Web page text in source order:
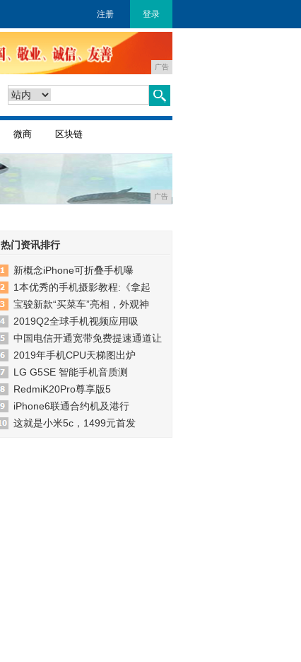
注册 登录
广告
微商 区块链
广告
热门资讯排行
新概念iPhone可折叠手机曝
1本优秀的手机摄影教程:《拿起
宝骏新款“买菜车”亮相，外观神
2019Q2全球手机视频应用吸
中国电信开通宽带免费提速通道让
2019年手机CPU天梯图出炉
LG G5SE 智能手机音质测
RedmiK20Pro尊享版5
iPhone6联通合约机及港行
这就是小米5c，1499元首发